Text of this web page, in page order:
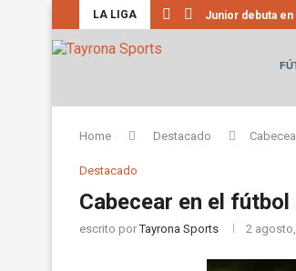
LA LIGA Junior debuta en
Home Destacado
Destacado
Cabecear en el
escrito porTayrona Sports 2